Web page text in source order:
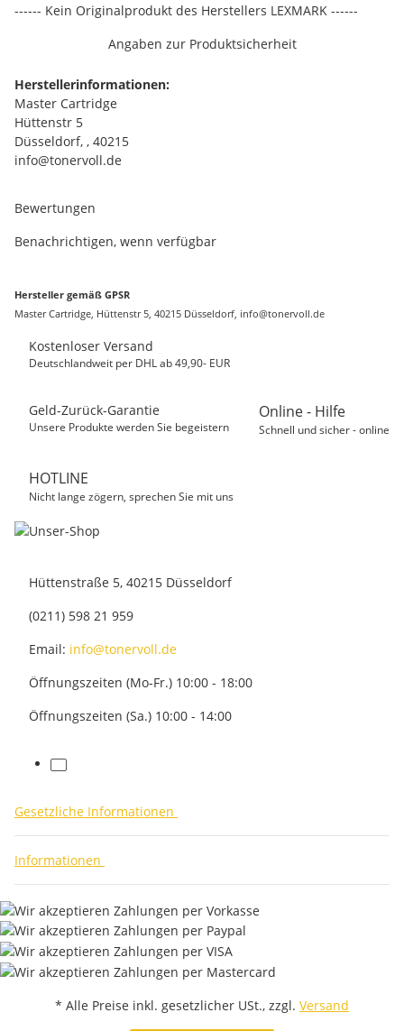
------ Kein Originalprodukt des Herstellers LEXMARK ------
Angaben zur Produktsicherheit
Herstellerinformationen:
Master Cartridge
Hüttenstr 5
Düsseldorf, , 40215
info@tonervoll.de
Bewertungen
Benachrichtigen, wenn verfügbar
Hersteller gemäß GPSR
Master Cartridge, Hüttenstr 5, 40215 Düsseldorf, info@tonervoll.de
Kostenloser Versand
Deutschlandweit per DHL ab 49,90- EUR
Geld-Zurück-Garantie
Unsere Produkte werden Sie begeistern
Online - Hilfe
Schnell und sicher - online
HOTLINE
Nicht lange zögern, sprechen Sie mit uns
Hüttenstraße 5, 40215 Düsseldorf
(0211) 598 21 959
Email: info@tonervoll.de
Öffnungszeiten (Mo-Fr.) 10:00 - 18:00
Öffnungszeiten (Sa.) 10:00 - 14:00
facebook
Gesetzliche Informationen
Informationen
* Alle Preise inkl. gesetzlicher USt., zzgl. Versand